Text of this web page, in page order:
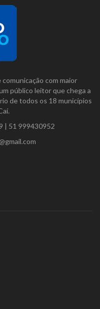
com maior
público leitor que chega a
de todos os 18 municípios
| 51 999430952